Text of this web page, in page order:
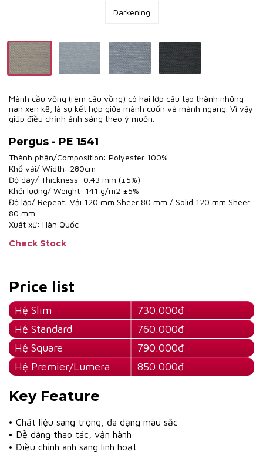
Darkening
Mành cầu vồng (rèm cầu vồng) có hai lớp cấu tạo thành những
nan xen kẽ, là sự kết hợp giữa mành cuốn và mành ngang. Vì vậy
giúp điều chỉnh ánh sáng theo ý muốn.
Pergus - PE 1541
Thành phần/Composition: Polyester 100%
Khổ vải/ Width: 280cm
Độ dày/ Thickness: 0.43 mm (±5%)
Khối lượng/ Weight: 141 g/m2 ±5%
Độ lặp/ Repeat: Vải 120 mm Sheer 80 mm / Solid 120 mm Sheer
80 mm
Xuất xứ: Hàn Quốc
Check Stock
Price list
Hệ Slim
730.000đ
Hệ Standard
760.000đ
Hệ Square
790.000đ
Hệ Premier/Lumera
850.000đ
Key Feature
• Chất liệu sang trọng, đa dạng màu sắc
• Dễ dàng thao tác, vận hành
• Điều chỉnh ánh sáng linh hoạt
• Chống tia UV, bảo vệ đồ nội thất